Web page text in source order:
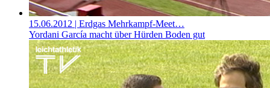
15.06.2012 | Erdgas Mehrkampf-Meet…
Yordani García macht über Hürden Boden gut